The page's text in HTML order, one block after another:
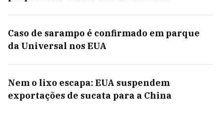
Caso de sarampo é confirmado em parque
da Universal nos EUA
Nem o lixo escapa: EUA suspendem
exportações de sucata para a China